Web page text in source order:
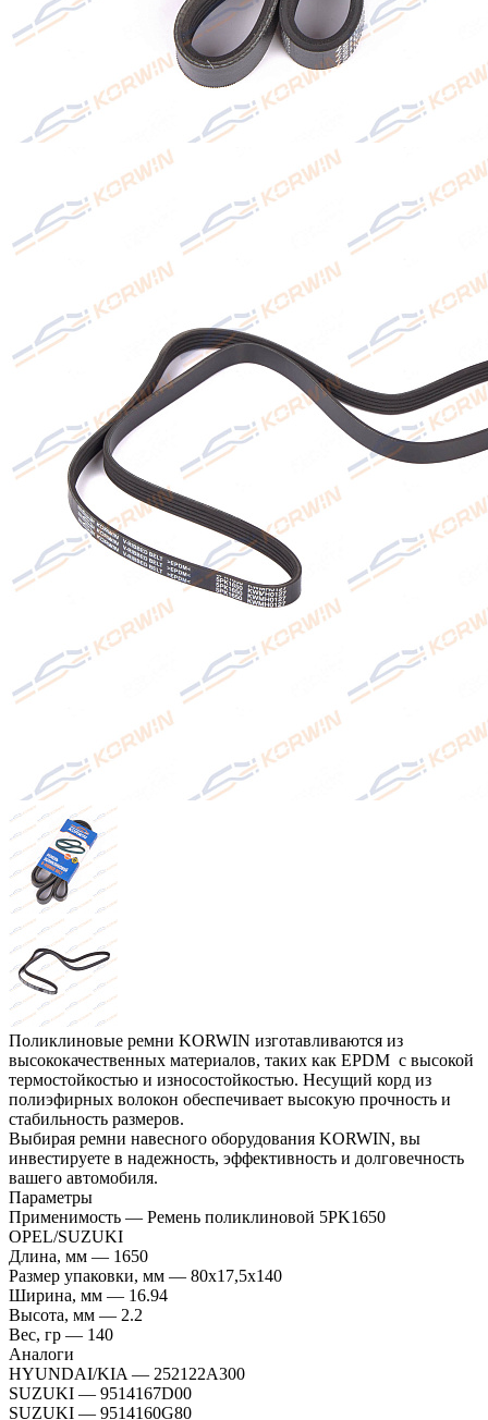
Поликлиновые ремни KORWIN изготавливаются из
высококачественных материалов, таких как EPDM с высокой
термостойкостью и износостойкостью. Несущий корд из
полиэфирных волокон обеспечивает высокую прочность и
стабильность размеров.
Выбирая ремни навесного оборудования KORWIN, вы
инвестируете в надежность, эффективность и долговечность
вашего автомобиля.
Параметры
Применимость — Ремень поликлиновой 5PK1650
OPEL/SUZUKI
Длина, мм — 1650
Размер упаковки, мм — 80x17,5x140
Ширина, мм — 16.94
Высота, мм — 2.2
Вес, гр — 140
Аналоги
HYUNDAI/KIA — 252122A300
SUZUKI — 9514167D00
SUZUKI — 9514160G80